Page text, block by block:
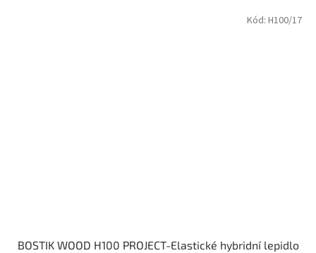
BOSTIK WOOD H100 PROJECT-Elastické hybridní lepidlo
Kód: H100/17